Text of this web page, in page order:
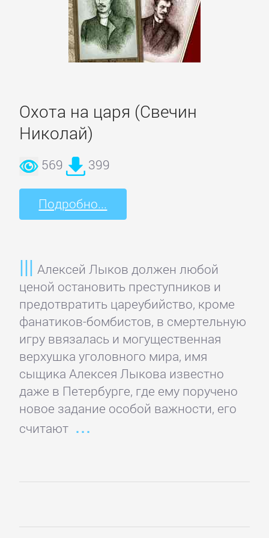
Охота на царя (Свечин
Николай)
569 399
Подробно...
Алексей Лыков должен любой
ценой остановить преступников и
предотвратить цареубийство, кроме
фанатиков-бомбистов, в смертельную
игру ввязалась и могущественная
верхушка уголовного мира, имя
сыщика Алексея Лыкова известно
даже в Петербурге, где ему поручено
новое задание особой важности, его
считают
Социология
Физика
Философия
Юриспруденция,
Языкознание
ПОВЕСТИ
И
РАССКАЗЫ
Очерки
Рассказы